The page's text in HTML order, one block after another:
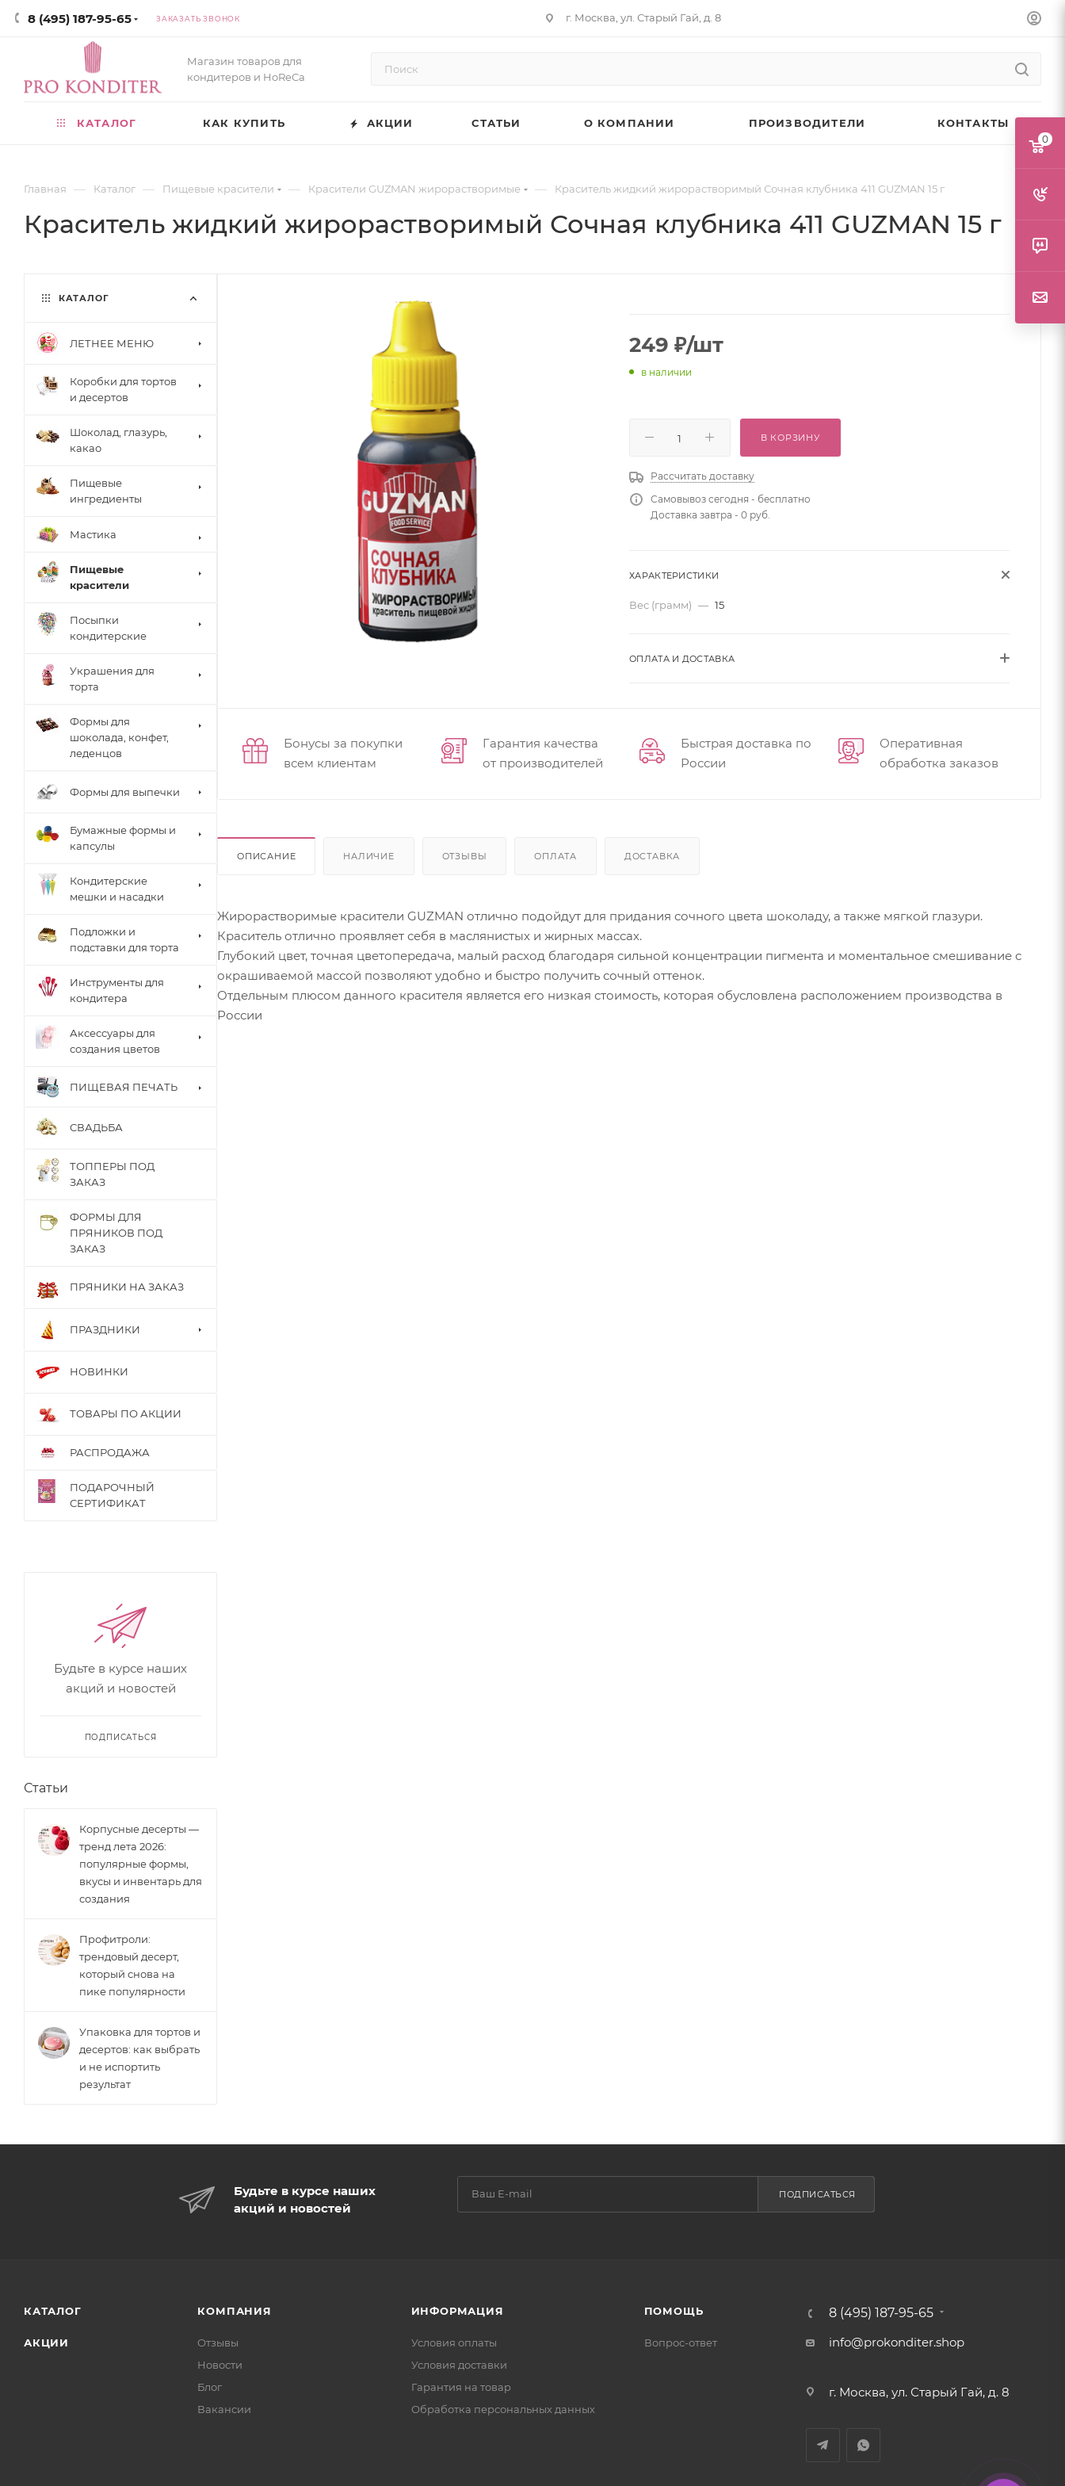
8 (495) 187-95-65 ЗАКАЗАТЬ ЗВОНОК г. Москва, ул. Старый Гай, д. 8
Магазин товаров для
кондитеров и HoReCa
КАТАЛОГ КАК КУПИТЬ АКЦИИ СТАТЬИ О КОМПАНИИ ПРОИЗВОДИТЕЛИ КОНТАКТЫ
Главная — Каталог — Пищевые красители — Красители GUZMAN жирорастворимые — Краситель жидкий жирорастворимый Сочная клубника 411 GUZMAN 15 г
Краситель жидкий жирорастворимый Сочная клубника 411 GUZMAN 15 г
249 ₽/шт
в наличии
В КОРЗИНУ
Рассчитать доставку
Самовывоз сегодня - бесплатно
Доставка завтра - 0 руб.
ХАРАКТЕРИСТИКИ
Вес (грамм) — 15
ОПЛАТА И ДОСТАВКА
Бонусы за покупки
всем клиентам
Гарантия качества
от производителей
Быстрая доставка по
России
Оперативная
обработка заказов
ОПИСАНИЕ НАЛИЧИЕ ОТЗЫВЫ ОПЛАТА ДОСТАВКА
Жирорастворимые красители GUZMAN отлично подойдут для придания сочного цвета шоколаду, а также мягкой глазури.
Краситель отлично проявляет себя в маслянистых и жирных массах.
Глубокий цвет, точная цветопередача, малый расход благодаря сильной концентрации пигмента и моментальное смешивание с
окрашиваемой массой позволяют удобно и быстро получить сочный оттенок.
Отдельным плюсом данного красителя является его низкая стоимость, которая обусловлена расположением производства в
России
КАТАЛОГ
ЛЕТНЕЕ МЕНЮ
Коробки для тортов
и десертов
Шоколад, глазурь,
какао
Пищевые
ингредиенты
Мастика
Пищевые
красители
Посыпки
кондитерские
Украшения для
торта
Формы для
шоколада, конфет,
леденцов
Формы для выпечки
Бумажные формы и
капсулы
Кондитерские
мешки и насадки
Подложки и
подставки для торта
Инструменты для
кондитера
Аксессуары для
создания цветов
ПИЩЕВАЯ ПЕЧАТЬ
СВАДЬБА
ТОППЕРЫ ПОД
ЗАКАЗ
ФОРМЫ ДЛЯ
ПРЯНИКОВ ПОД
ЗАКАЗ
ПРЯНИКИ НА ЗАКАЗ
ПРАЗДНИКИ
НОВИНКИ
ТОВАРЫ ПО АКЦИИ
РАСПРОДАЖА
ПОДАРОЧНЫЙ
СЕРТИФИКАТ
Будьте в курсе наших
акций и новостей
ПОДПИСАТЬСЯ
Статьи
Корпусные десерты —
тренд лета 2026:
популярные формы,
вкусы и инвентарь для
создания
Профитроли:
трендовый десерт,
который снова на
пике популярности
Упаковка для тортов и
десертов: как выбрать
и не испортить
результат
Будьте в курсе наших
акций и новостей
ПОДПИСАТЬСЯ
КАТАЛОГ
АКЦИИ
КОМПАНИЯ
Отзывы
Новости
Блог
Вакансии
ИНФОРМАЦИЯ
Условия оплаты
Условия доставки
Гарантия на товар
Обработка персональных данных
ПОМОЩЬ
Вопрос-ответ
8 (495) 187-95-65
info@prokonditer.shop
г. Москва, ул. Старый Гай, д. 8
0